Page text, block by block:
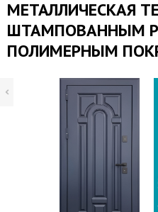
МЕТАЛЛИЧЕСКАЯ
ШТАМПОВАННЫМ
ПОЛИМЕРНЫМ